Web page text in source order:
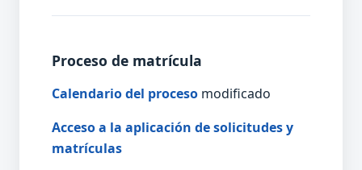
Proceso de matrícula
Calendario del proceso modificado
Acceso a la aplicación de solicitudes y
matrículas